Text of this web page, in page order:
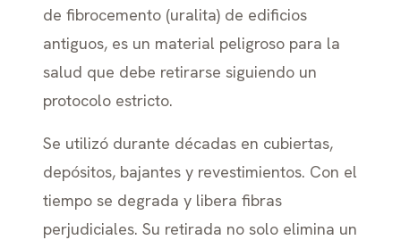
de fibrocemento (uralita) de edificios
antiguos, es un material peligroso para la
salud que debe retirarse siguiendo un
protocolo estricto.
Se utilizó durante décadas en cubiertas,
depósitos, bajantes y revestimientos. Con el
tiempo se degrada y libera fibras
perjudiciales. Su retirada no solo elimina un